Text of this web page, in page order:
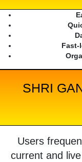
Fast-
SHRI
Users
current and